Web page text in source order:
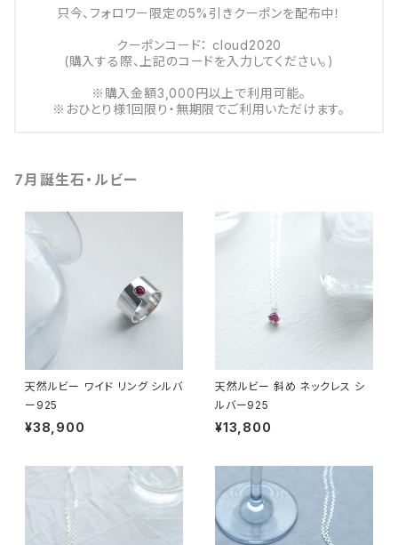
只今、フォロワー限定の5%引きクーポンを配布中！
クーポンコード： cloud2020
(購入する際、上記のコードを入力してください。)
※購入金額3,000円以上で利用可能。
※おひとり様1回限り・無期限でご利用いただけます。
7月誕生石・ルビー
天然ルビー ワイド リング シルバ
ー925
¥38,900
天然ルビー 斜め ネックレス シ
ルバー925
¥13,800